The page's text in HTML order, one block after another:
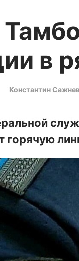
в
Константин
горячую